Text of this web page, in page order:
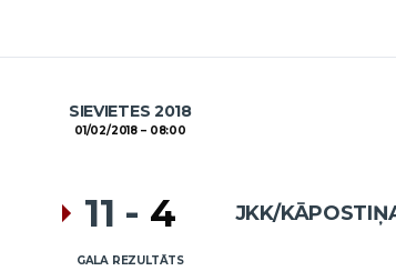
SIEVIETES 2018
01/02/2018 08:00
JKK/
11 - 4
GALA REZULTĀTS